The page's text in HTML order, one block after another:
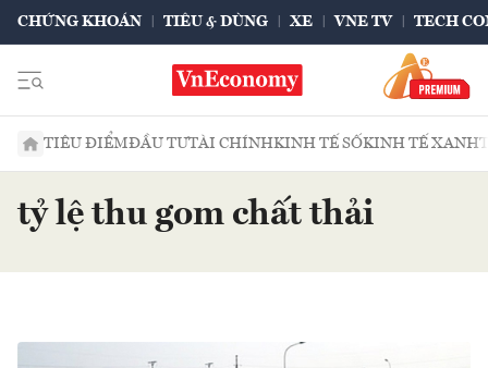
CHỨNG KHOÁN TIÊU & DÙNG XE VNE TV TECH
TIÊU ĐIỂMĐẦU TƯTÀI CHÍNHKINH TẾ SỐKINH TẾ XANH
tỷ lệ thu gom chất thải